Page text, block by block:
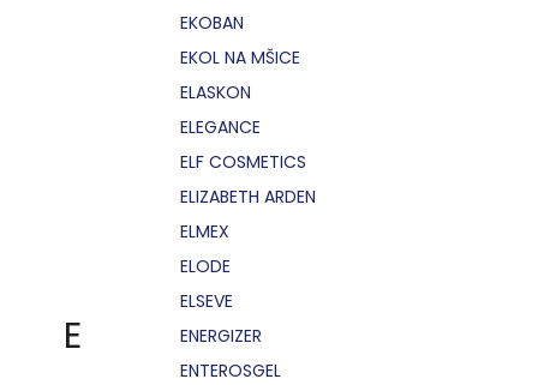
E
EKOBAN
EKOL NA MŠICE
ELASKON
ELEGANCE
ELF COSMETICS
ELIZABETH ARDEN
ELMEX
ELODE
ELSEVE
ENERGIZER
ENTEROSGEL